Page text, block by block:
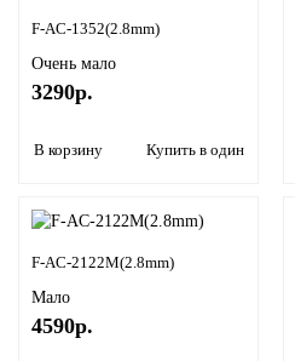
F-AC-1352(2.8mm)
Очень мало
3290р.
В корзину Купить в один клик
F-AC-2122M(2.8mm)
Мало
4590р.